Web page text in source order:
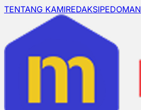
TENTANG KAMIREDAKSIPEDOMAN